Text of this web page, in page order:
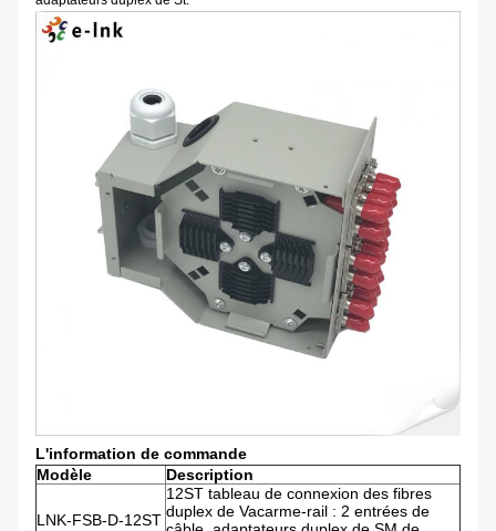
L'information de commande
Modèle
Description
LNK-FSB-D-12ST
12ST tableau de connexion des fibres
duplex de Vacarme-rail : 2 entrées de